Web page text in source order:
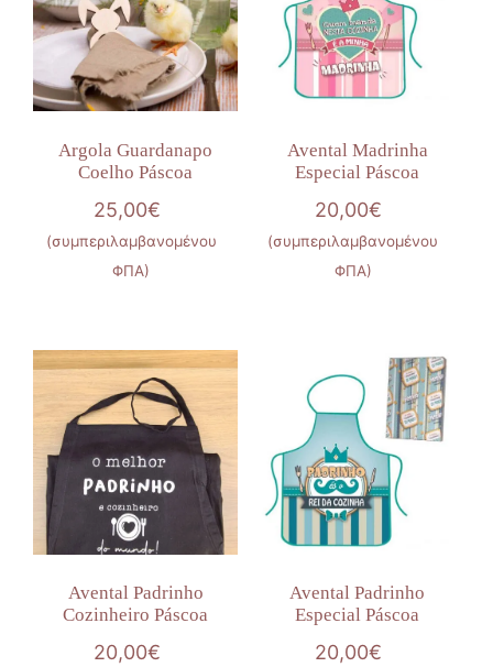
Argola Guardanapo
Coelho Páscoa
25,00€
(συμπεριλαμβανομένου
ΦΠΑ)
Avental Madrinha
Especial Páscoa
20,00€
(συμπεριλαμβανομένου
ΦΠΑ)
Avental Padrinho
Cozinheiro Páscoa
20,00€
Avental Padrinho
Especial Páscoa
20,00€